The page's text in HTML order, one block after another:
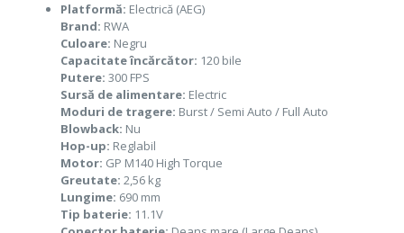
Platformă: Electrică (AEG)
Brand: RWA
Culoare: Negru
Capacitate încărcător: 120 bile
Putere: 300 FPS
Sursă de alimentare: Electric
Moduri de tragere: Burst / Semi Auto / Full Auto
Blowback: Nu
Hop-up: Reglabil
Motor: GP M140 High Torque
Greutate: 2,56 kg
Lungime: 690 mm
Tip baterie: 11.1V